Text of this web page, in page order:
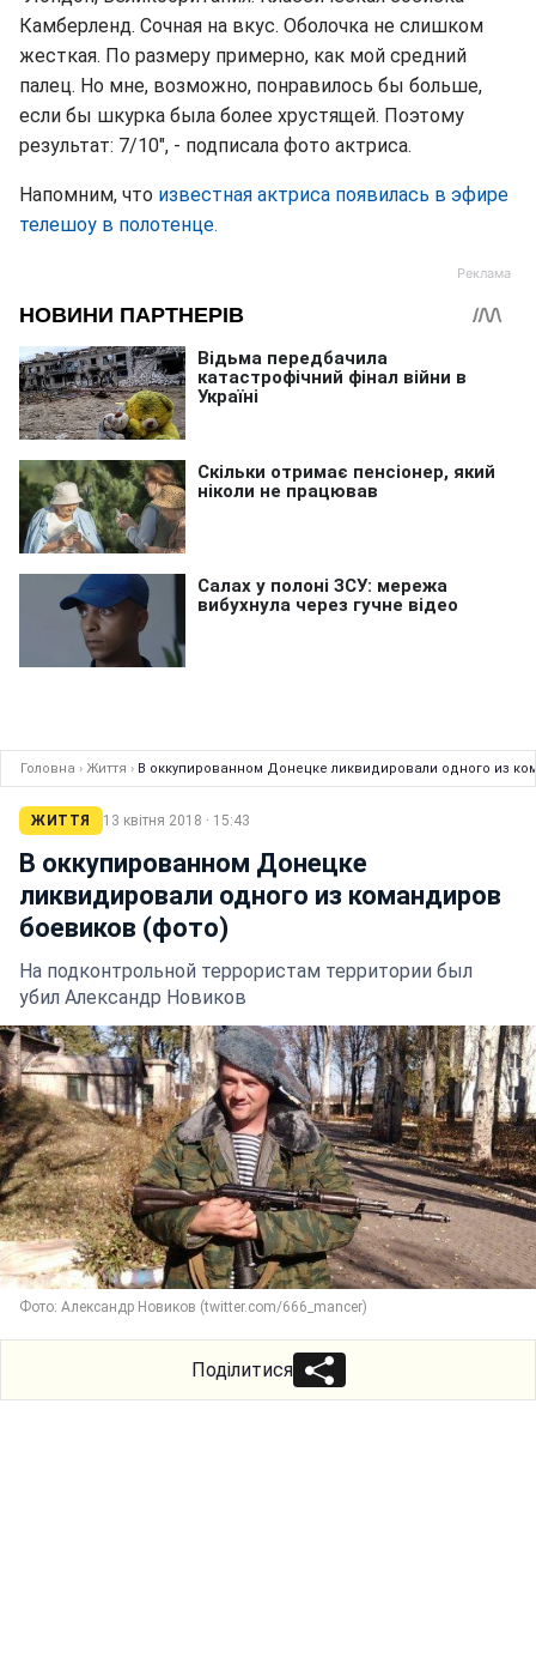
Камберленд. Сочная на вкус. Оболочка не слишком
жесткая. По размеру примерно, как мой средний
палец. Но мне, возможно, понравилось бы больше,
если бы шкурка была более хрустящей. Поэтому
результат: 7/10", - подписала фото актриса.
Напомним, что известная актриса появилась в эфире
телешоу в полотенце.
Головна › Життя › В оккупированном Донецке ликвидировали одного из
ЖИТТЯ 13 квітня 2018 · 15:43
В оккупированном Донецке
ликвидировали одного из командиров
боевиков (фото)
На подконтрольной террористам территории был
убил Александр Новиков
Фото: Александр Новиков (twitter.com/666_mancer)
Поділитися